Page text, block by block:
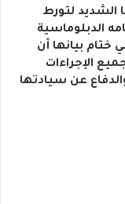
الشديد لتورط
الدبلوماسية
ختام بيانها أن
الإجراءات
عن سيادتها